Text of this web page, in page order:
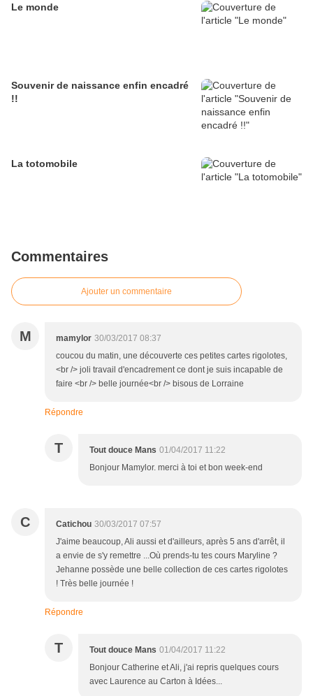
Le monde
Souvenir de naissance enfin encadré
!!
La totomobile
Commentaires
Ajouter un commentaire
M mamylor 30/03/2017 08:37
coucou du matin, une découverte ces petites cartes rigolotes,
<br /> joli travail d'encadrement ce dont je suis incapable de
faire <br /> belle journée<br /> bisous de Lorraine
Répondre
T Tout douce Mans 01/04/2017 11:22
Bonjour Mamylor. merci à toi et bon week-end
C Catichou 30/03/2017 07:57
J'aime beaucoup, Ali aussi et d'ailleurs, après 5 ans d'arrêt, il
a envie de s'y remettre ...Où prends-tu tes cours Maryline ?
Jehanne possède une belle collection de ces cartes rigolotes
! Très belle journée !
Répondre
T Tout douce Mans 01/04/2017 11:22
Bonjour Catherine et Ali, j'ai repris quelques cours
avec Laurence au Carton à Idées...